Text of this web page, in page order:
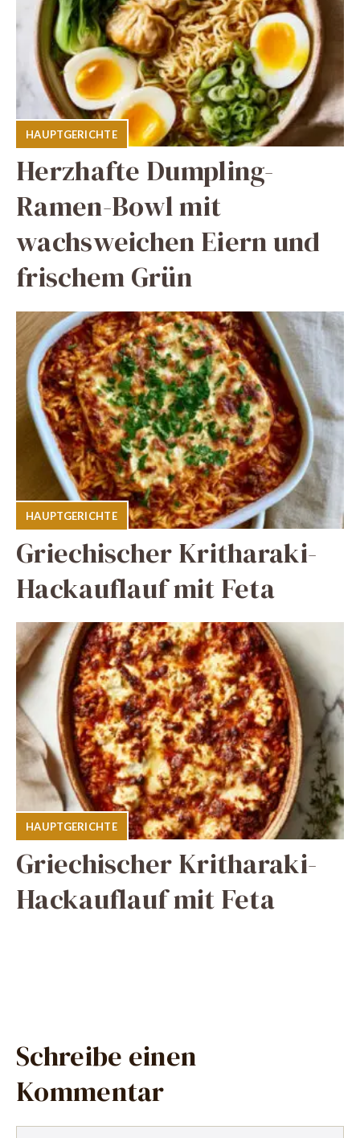
HAUPTGERICHTE
Herzhafte Dumpling-
Ramen-Bowl mit
wachsweichen Eiern und
frischem Grün
HAUPTGERICHTE
Griechischer Kritharaki-
Hackauflauf mit Feta
HAUPTGERICHTE
Griechischer Kritharaki-
Hackauflauf mit Feta
Schreibe einen
Kommentar